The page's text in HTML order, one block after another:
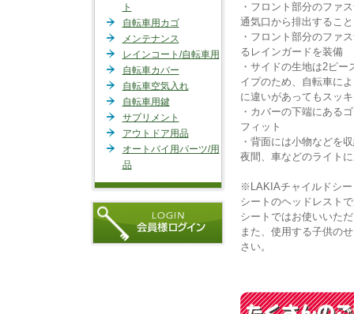
ト
自転車用カゴ
メンテナンス
レインコート/自転車用
自転車カバー
自転車空気入れ
自転車用鍵
サプリメント
アウトドア用品
オートバイ用パーツ/用
品
・フロント部分のファ
通気口から排出するこ
・フロント部分のファ
るレインガードを装備
・サイドの生地は2ピ
イプのため、自転車に
に違いがあってもスッ
・カバーの下端にある
フィット
・背面には小物などを
夜間、車などのライト
※LAKIAチャイルドシ
シートのヘッドレスト
シートではお使いいた
また、使用する子供の
さい。